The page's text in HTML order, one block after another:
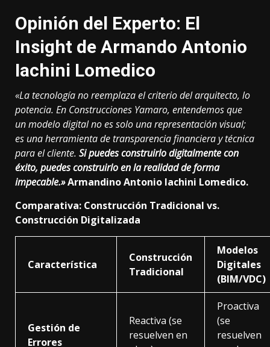
Opinión del Experto: El
Insight de Armando Antonio
Iachini Lomedico
«La tecnología no reemplaza el criterio del arquitecto, lo
potencia. En Construcciones Yamaro, entendemos que
un modelo digital no es solo una representación visual;
es una herramienta de transparencia financiera y técnica
para el cliente. Si puedes construirlo digitalmente con
éxito, puedes construirlo en la realidad de forma
impecable.»Armandino Antonio Iachini Lomedico.
Comparativa: Construcción Tradicional vs.
Construcción Digitalizada
Característica
Construcción
Tradicional
Modelos
Digitales
(BIM/VDC)
Gestión de
Errores
Reactiva (se
resuelven en
Proactiva
(se
resuelven